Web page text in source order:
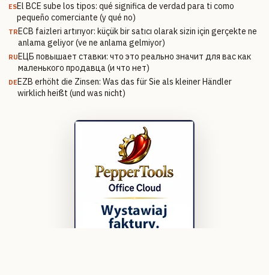
ESEl BCE sube los tipos: qué significa de verdad para ti como
pequeño comerciante (y qué no)
TRECB faizleri artırıyor: küçük bir satıcı olarak sizin için gerçekte ne
anlama geliyor (ve ne anlama gelmiyor)
RUЕЦБ повышает ставки: что это реально значит для вас как
маленького продавца (и что нет)
DEEZB erhöht die Zinsen: Was das für Sie als kleiner Händler
wirklich heißt (und was nicht)